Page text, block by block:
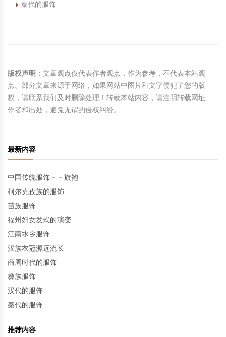
秦代的服饰
版权声明 ：文章观点仅代表作者观点，作为参考，不代表本站观
点。部分文章来源于网络，如果网站中图片和文字侵犯了您的版
权，请联系我们及时删除处理！转载本站内容，请注明转载网址、
作者和出处，避免无谓的侵权纠纷。
最新内容
中国传统服饰－－旗袍
柯尔克孜族的服饰
苗族服饰
福州妇女发式的演变
江南水乡服饰
汉族衣冠源远流长
商周时代的服饰
彝族服饰
汉代的服饰
秦代的服饰
推荐内容